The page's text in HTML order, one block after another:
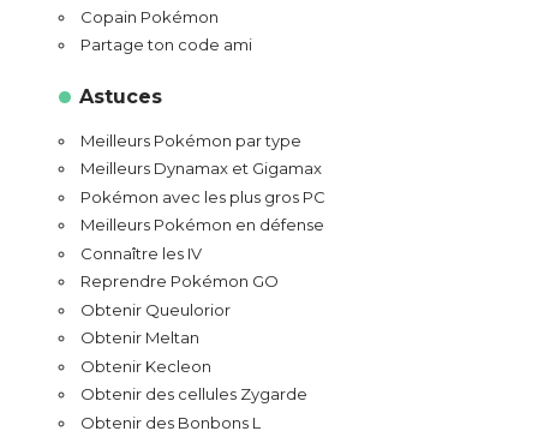
Copain Pokémon
Partage ton code ami
Astuces
Meilleurs Pokémon par type
Meilleurs Dynamax et Gigamax
Pokémon avec les plus gros PC
Meilleurs Pokémon en défense
Connaître les IV
Reprendre Pokémon GO
Obtenir Queulorior
Obtenir Meltan
Obtenir Kecleon
Obtenir des cellules Zygarde
Obtenir des Bonbons L